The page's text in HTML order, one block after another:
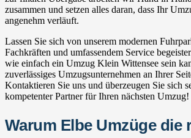
zusammen und setzen alles daran, dass Ihr
angenehm verläuft.
Lassen Sie sich von unserem modernen
Fachkräften und umfassendem Service
wie einfach ein Umzug Klein Wittensee sein
zuverlässiges Umzugsunternehmen an Ihrer
Kontaktieren Sie uns und überzeugen Sie sich
kompetenter Partner für Ihren nächsten Umzug!
Warum Elbe Umzüge die